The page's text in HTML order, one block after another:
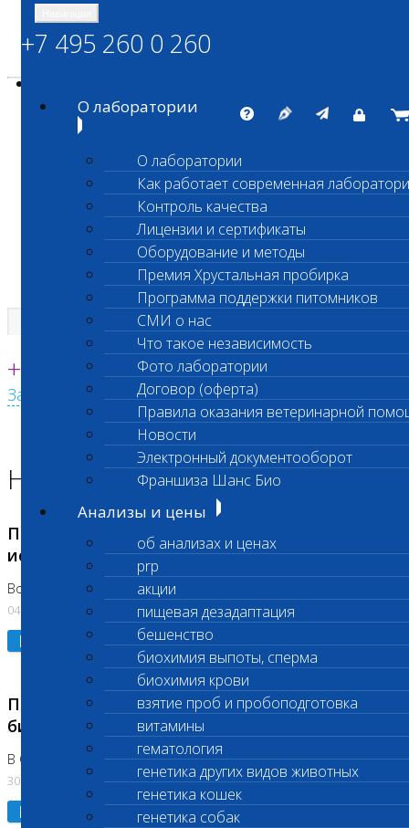
ШАНС БИО
Независимая ветеринарная лаборатория
Единая круглосуточная справочная
+7 495 260 0 260
Заказать звонок с сайта
+7 495 260 0 260
О лаборатории
О лаборатории
Как работает современная
Контроль качества
Лицензии и сертификаты
Оборудование и методы
Премия Хрустальная пробирка
Программа поддержки питомников
СМИ о нас
Что такое независимость
Фото лаборатории
Договор (оферта)
Правила оказания ветеринарной
Новости
Электронный документооборот
Франшиза Шанс Био
Анализы и цены
об анализах и ценах
prp
акции
пищевая дезадаптация
бешенство
биохимия выпоты, сперма
биохимия крови
взятие проб и пробоподготовка
витамины
гематология
генетика других видов животных
генетика кошек
генетика собак
Главная страница
Новости лаборатории
Приостановка срочных биохимических
исследований
Во Владыкино
04.08.2026
Подробнее
Приостановлено выполнение срочных
биохимических исследований
В Сколково. Код (123,309,310)
30.07.2026
Подробнее